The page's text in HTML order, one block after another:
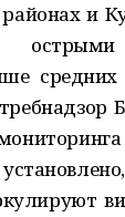
и
средних